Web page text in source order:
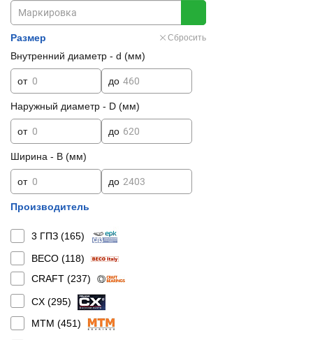
Размер Сбросить
Внутренний диаметр - d (мм)
от до
Наружный диаметр - D (мм)
от до
Ширина - B (мм)
от до
Производитель
3 ГПЗ (165)
BECO (118)
CRAFT (237)
CX (295)
MTM (451)